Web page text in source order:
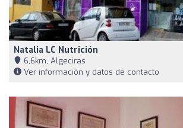
Natalia LC Nutrición
6,6km, Algeciras
Ver información y datos de contacto